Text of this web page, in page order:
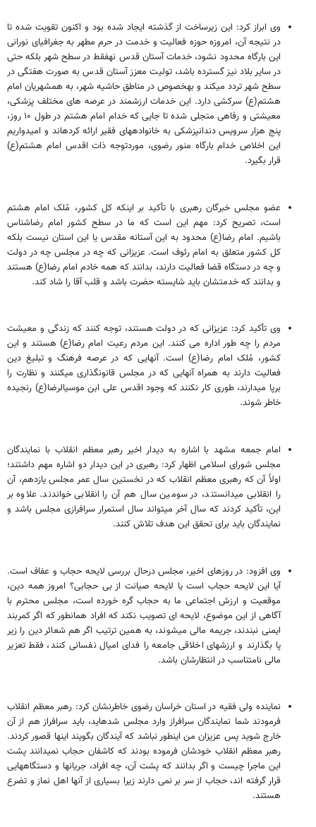
وی ابراز کرد: این زیرساخت از گذشته ایجاد شده بود و اکنون تقویت شده تا
در نتیجه آن، امروزه حوزه فعالیت و خدمت در حرم مطهر به جغرافیای نورانی
این بارگاه محدود نشود، خدمات آستان قدس نه‎فقط در سطح شهر بلکه حتی
در سایر بلاد نیز گسترده باشد، تولیت معزز آستان قدس به صورت هفتگی در
سطح شهر تردد می‎کند و به‎خصوص در مناطق حاشیه شهر، به همشهریان امام
هشتم(ع) سرکشی دارد. این خدمات ارزشمند در عرصه‎ های مختلف پزشکی،
معیشتی و رفاهی متجلی شده تا جایی که خدام امام هشتم در طول ۱۰ روز،
پنج هزار سرویس دندانپزشکی به خانواده‎های فقیر ارائه کرده‎اند و امیدواریم
این اخلاص خدام بارگاه منور رضوی، موردتوجه ذات اقدس امام هشتم(ع)
قرار بگیرد.
عضو مجلس خبرگان رهبری با تأکید بر اینکه کل کشور، مُلک امام هشتم
است، تصریح کرد: مهم این است که ما در سطح کشور امام رضاشناس
باشیم. امام رضا(ع) محدود به این آستانه مقدس یا این استان نیست بلکه
کل کشور متعلق به امام رئوف است. عزیزانی که چه در مجلس چه در دولت
و چه در دستگاه قضا فعالیت دارند، بدانند که همه خادم امام رضا(ع) هستند
و بدانند که خدمتشان باید شایسته حضرت باشد و قلب آقا را شاد کند.
وی تأکید کرد: عزیزانی که در دولت هستند، توجه کنند که زندگی و معیشت
مردم را چه طور اداره می کنند. این مردم رعیت امام رضا(ع) هستند و این
کشور، مُلک امام رضا(ع) است. آن‎هایی که در عرصه فرهنگ و تبلیغ دین
فعالیت دارند به همراه آن‎هایی که در مجلس قانون‎گذاری می‎کنند و نظارت را
خاطر شوند.
امام جمعه مشهد با اشاره به دیدار اخیر رهبر معظم انقلاب با نمایندگان
مجلس شورای اسلامی اظهار کرد: رهبری در این دیدار دو اشاره مهم داشتند؛
اولاً آن که رهبری معظم انقلاب که در نخستین سال عمر مجلس یازدهم، آن
را انقلابی می‎دانستند، در سومین سال هم آن را انقلابی خواندند. علاوه بر
این، تأکید کردند که سال آخر می‎تواند سال استمرار سرافرازی مجلس باشد و
نمایندگان باید برای تحقق این هدف تلاش کنند.
وی افزود: در روزهای اخیر، مجلس درحال بررسی لایحه حجاب و عفاف است.
آیا این لایحه حجاب است یا لایحه صیانت از بی حجابی؟ امروز همه دین،
موقعیت و ارزش اجتماعی ما به حجاب گره خورده است، مجلس محترم با
آگاهی از این موضوع، لایحه ‎ای تصویب نکند که افراد همان‎طور که اگر کمربند
ایمنی نبندند، جریمه مالی می‎شوند، به همین ترتیب اگر هم شعائر دین را زیر
پا بگذارند و ارزش‎های اخلاقی جامعه را فدای امیال نفسانی کنند، فقط تعزیر
مالی نامتناسب در انتظارشان باشد.
نماینده ولی فقیه در استان خراسان رضوی خاطرنشان کرد: رهبر معظم انقلاب
فرمودند شما نمایندگان سرافراز وارد مجلس شده‎اید، باید سرافراز هم از آن
خارج شوید پس عزیزان من این‎طور نباشد که آیندگان بگویند اینها قصور کردند.
رهبر معظم انقلاب خودشان فرموده بودند که کاشفان حجاب نمی‎دانند پشت
این ماجرا چیست و اگر بدانند که پشت آن، چه افراد، جریان‎ها و دستگاه‎هایی
قرار گرفته اند، حجاب از سر بر نمی دارند زیرا بسیاری از آن‎ها اهل نماز و تضرع
هستند.